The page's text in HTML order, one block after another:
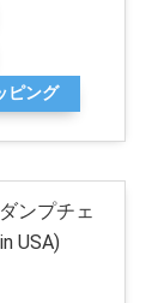
ピング
ンプチェ
USA)